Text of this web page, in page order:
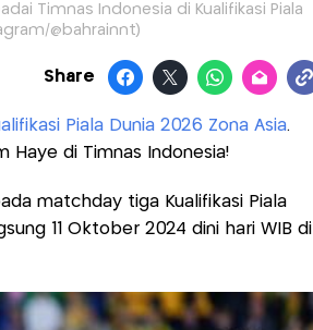
Timnas Indonesia di Kualifikasi Piala
@bahrainnt)
Share
Piala Dunia 2026 Zona Asia.
Haye di Timnas Indonesia!
matchday tiga Kualifikasi Piala
11 Oktober 2024 dini hari WIB di